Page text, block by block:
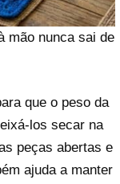
mão nunca sai de
que o peso da
los secar na
peças abertas e
ajuda a manter